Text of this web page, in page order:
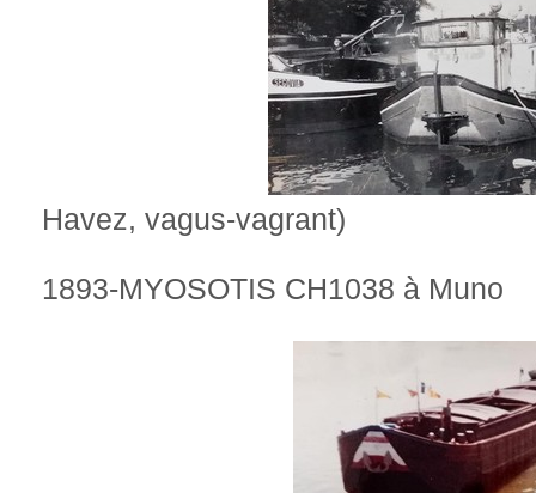
Havez, vagus-vagrant)
1893-MYOSOTIS CH1038 à Muno